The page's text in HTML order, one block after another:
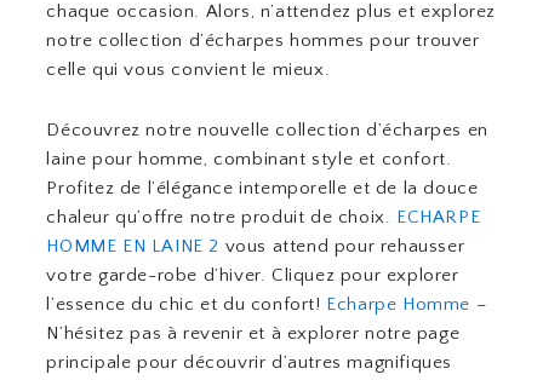
chaque occasion. Alors, n’attendez plus et explorez
notre collection d’écharpes hommes pour trouver
celle qui vous convient le mieux.
Découvrez notre nouvelle collection d’écharpes en
laine pour homme, combinant style et confort.
Profitez de l’élégance intemporelle et de la douce
chaleur qu’offre notre produit de choix. ECHARPE
HOMME EN LAINE 2 vous attend pour rehausser
votre garde-robe d’hiver. Cliquez pour explorer
l’essence du chic et du confort! Echarpe Homme –
N’hésitez pas à revenir et à explorer notre page
principale pour découvrir d’autres magnifiques